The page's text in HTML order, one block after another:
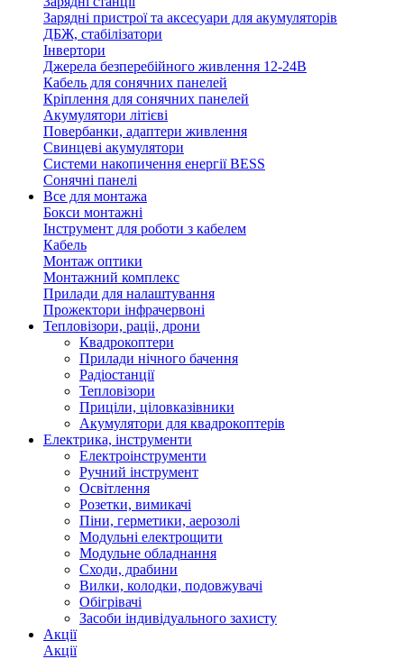
Зарядні пристрої та аксесуари для акумуляторів
ДБЖ, стабілізатори
Інвертори
Джерела безперебійного живлення 12-24В
Кабель для сонячних панелей
Кріплення для сонячних панелей
Акумулятори літієві
Повербанки, адаптери живлення
Свинцеві акумулятори
Системи накопичення енергії BESS
Сонячні панелі
Все для монтажа
Бокси монтажні
Інструмент для роботи з кабелем
Кабель
Монтаж оптики
Монтажний комплекс
Прилади для налаштування
Прожектори інфрачервоні
Тепловізори, раціі, дрони
Квадрокоптери
Прилади нічного бачення
Радіостанції
Тепловізори
Приціли, ціловказівники
Акумулятори для квадрокоптерів
Електрика, інструменти
Електроінструменти
Ручний інструмент
Освітлення
Розетки, вимикачі
Піни, герметики, аерозолі
Модульні електрощити
Модульне обладнання
Сходи, драбини
Вилки, колодки, подовжувачі
Обігрівачі
Засоби індивідуального захисту
Акції
Акції